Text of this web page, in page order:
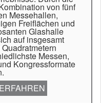
von fünf
Messehallen,
Freiflächen und
Glashalle
auf insgesamt
Messen,
Kongressformate